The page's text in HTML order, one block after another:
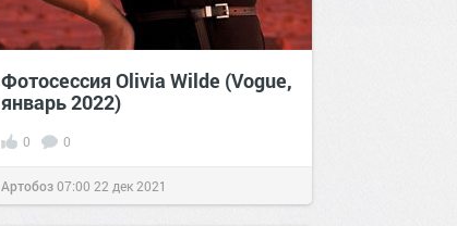
Фотосессия Olivia Wilde (Vogue,
январь 2022)
0 0
Артобоз07:00 22 дек 2021